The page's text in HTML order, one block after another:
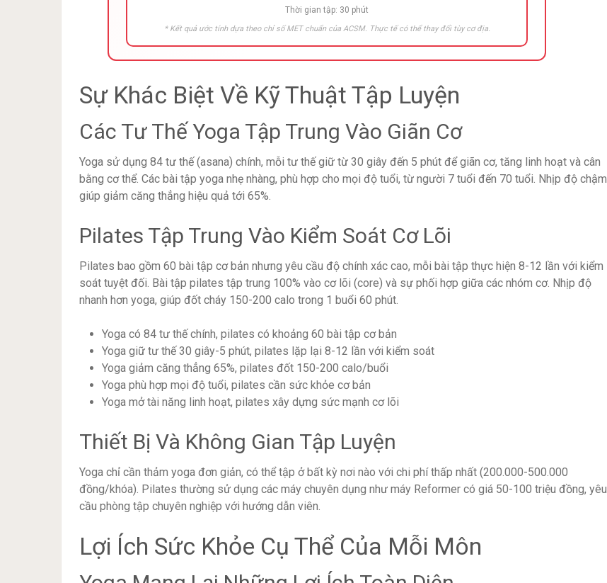
Thời gian tập: 30 phút
* Kết quả ước tính dựa theo chỉ số MET chuẩn của ACSM. Thực tế có thể thay đổi tùy cơ địa.
Sự Khác Biệt Về Kỹ Thuật Tập Luyện
Các Tư Thế Yoga Tập Trung Vào Giãn Cơ
Yoga sử dụng 84 tư thế (asana) chính, mỗi tư thế giữ từ 30 giây đến 5 phút để giãn cơ, tăng linh hoạt và cân
bằng cơ thể. Các bài tập yoga nhẹ nhàng, phù hợp cho mọi độ tuổi, từ người 7 tuổi đến 70 tuổi. Nhịp độ chậm
giúp giảm căng thẳng hiệu quả tới 65%.
Pilates Tập Trung Vào Kiểm Soát Cơ Lõi
Pilates bao gồm 60 bài tập cơ bản nhưng yêu cầu độ chính xác cao, mỗi bài tập thực hiện 8-12 lần với kiểm
soát tuyệt đối. Bài tập pilates tập trung 100% vào cơ lõi (core) và sự phối hợp giữa các nhóm cơ. Nhịp độ
nhanh hơn yoga, giúp đốt cháy 150-200 calo trong 1 buổi 60 phút.
Yoga có 84 tư thế chính, pilates có khoảng 60 bài tập cơ bản
Yoga giữ tư thế 30 giây-5 phút, pilates lặp lại 8-12 lần với kiểm soát
Yoga giảm căng thẳng 65%, pilates đốt 150-200 calo/buổi
Yoga phù hợp mọi độ tuổi, pilates cần sức khỏe cơ bản
Yoga mở tài năng linh hoạt, pilates xây dựng sức mạnh cơ lõi
Thiết Bị Và Không Gian Tập Luyện
Yoga chỉ cần thảm yoga đơn giản, có thể tập ở bất kỳ nơi nào với chi phí thấp nhất (200.000-500.000
đồng/khóa). Pilates thường sử dụng các máy chuyên dụng như máy Reformer có giá 50-100 triệu đồng, yêu
cầu phòng tập chuyên nghiệp với hướng dẫn viên.
Lợi Ích Sức Khỏe Cụ Thể Của Mỗi Môn